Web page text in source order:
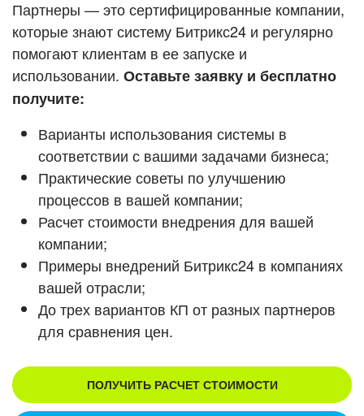
ВХОД
ВХОД
Смотреть видеокейсы
Партнеры — это сертифицированные компании,
которые знают систему Битрикс24 и регулярно
помогают клиентам в ее запуске и
использовании. Оставьте заявку и бесплатно
получите:
Варианты использования системы в
соответствии с вашими задачами бизнеса;
Практические советы по улучшению
процессов в вашей компании;
Расчет стоимости внедрения для вашей
компании;
Примеры внедрений Битрикс24 в компаниях
вашей отрасли;
До трех вариантов КП от разных партнеров
для сравнения цен.
ПОЛУЧИТЬ РАСЧЕТ СТОИМОСТИ